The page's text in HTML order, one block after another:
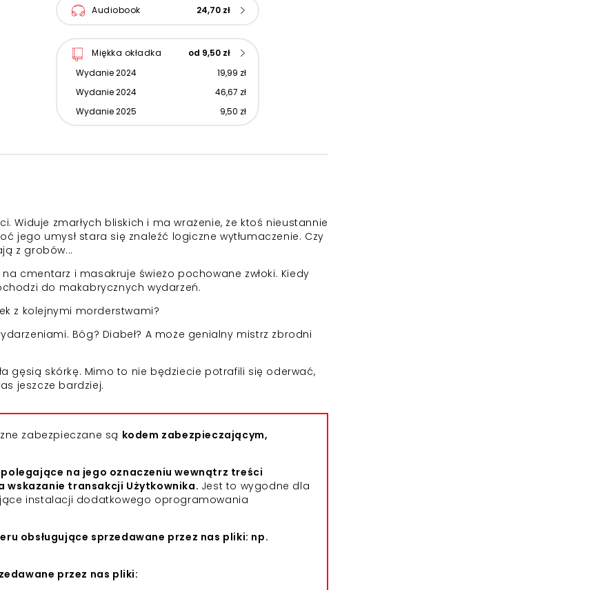
Audiobook 24,70 zł
Miękka okładka
od 9,50 zł
Wydanie 2024
19,99 zł
Wydanie 2024
46,67 zł
Wydanie 2025
9,50 zł
Widuje zmarłych bliskich i ma wrażenie, że ktoś nieustannie
jego umysł stara się znaleźć logiczne wytłumaczenie. Czy
z grobów...
cmentarz i masakruje świeżo pochowane zwłoki. Kiedy
do makabrycznych wydarzeń.
z kolejnymi morderstwami?
Bóg? Diabeł? A może genialny mistrz zbrodni
gęsią skórkę. Mimo to nie będziecie potrafili się oderwać,
jeszcze bardziej.
zabezpieczane są kodem zabezpieczającym,
na jego oznaczeniu wewnątrz treści
wskazanie transakcji Użytkownika. Jest to wygodne dla
instalacji dodatkowego oprogramowania
obsługujące sprzedawane przez nas pliki: np.
przez nas pliki: